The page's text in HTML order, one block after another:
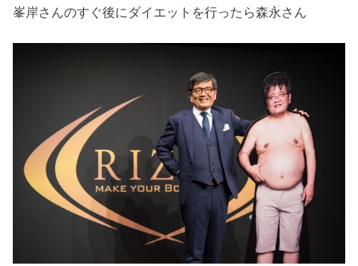
峯岸さんのすぐ後にダイエットを行ったら森永さん